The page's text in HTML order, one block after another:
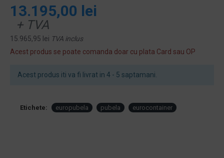
Acest produs iti va fi livrat in 4 - 5 saptamani.
13.195,00 lei
+ TVA
15.965,95 lei TVA inclus
Acest produs se poate comanda doar cu plata Card sau OP
Etichete: europubela pubela eurocontainer